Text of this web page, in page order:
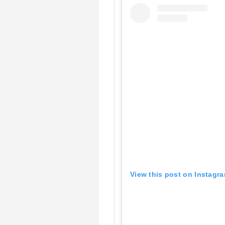
View this post on